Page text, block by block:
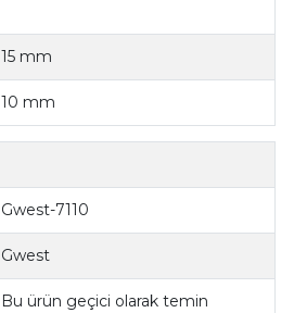
15 mm
10 mm
Gwest-7110
Gwest
Bu ürün geçici olarak temin